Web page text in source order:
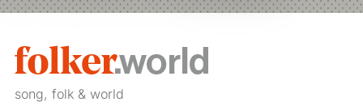
song, folk & world